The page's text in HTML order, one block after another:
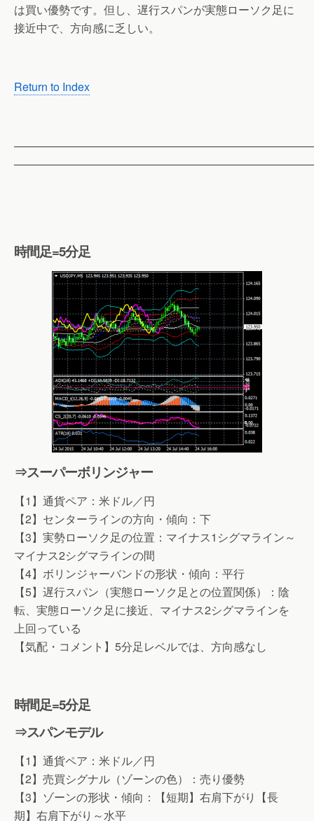
は買い優勢です。但し、遅行スパンが実態ローソク足に
接近中で、方向感に乏しい。
Return to Index
時間足=5分足
⇒スーパーボリンジャー
【1】通貨ペア：米ドル／円
【2】センターラインの方向・傾向：下
【3】実勢ローソク足の位置：マイナス1シグマライン～
マイナス2シグマラインの間
【4】ボリンジャーバンドの形状・傾向：平行
【5】遅行スパン（実態ローソク足との位置関係）：陰
転、実態ローソク足に接近、マイナス2シグマラインを
上回っている
【気配・コメント】5分足レベルでは、方向感なし
時間足=5分足
⇒スパンモデル
【1】通貨ペア：米ドル／円
【2】売買シグナル（ゾーンの色）：売り優勢
【3】ゾーンの形状・傾向：【短期】右肩下がり【長
期】右肩下がり～水平